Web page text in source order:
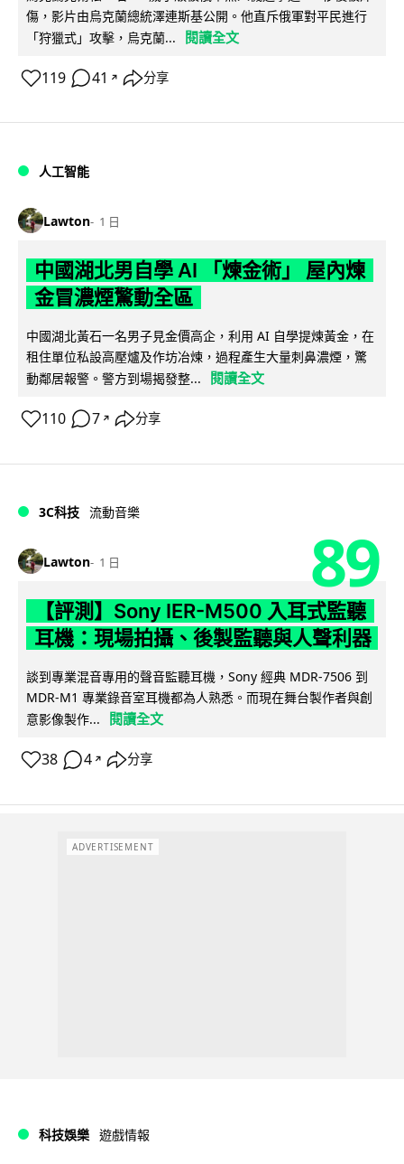
傷，影片由烏克蘭總統澤連斯基公開。他直斥俄軍對平民進行
「狩獵式」攻擊，烏克蘭...
閱讀全文
119 41 ↗ 分享
人工智能
Lawton 1 日
中國湖北男自學 AI 「煉金術」 屋內煉
金冒濃煙驚動全區
中國湖北黃石一名男子見金價高企，利用 AI 自學提煉黃金，在
租住單位私設高壓爐及作坊冶煉，過程產生大量刺鼻濃煙，驚
動鄰居報警。警方到場揭發整...
閱讀全文
110 7 ↗ 分享
3C科技 流動音樂
Lawton 1 日 89
【評測】Sony IER-M500 入耳式監聽
耳機：現場拍攝、後製監聽與人聲利器
談到專業混音專用的聲音監聽耳機，Sony 經典 MDR-7506 到
MDR-M1 專業錄音室耳機都為人熟悉。而現在舞台製作者與創
意影像製作...
閱讀全文
38 4 ↗ 分享
ADVERTISEMENT
科技娛樂 遊戲情報